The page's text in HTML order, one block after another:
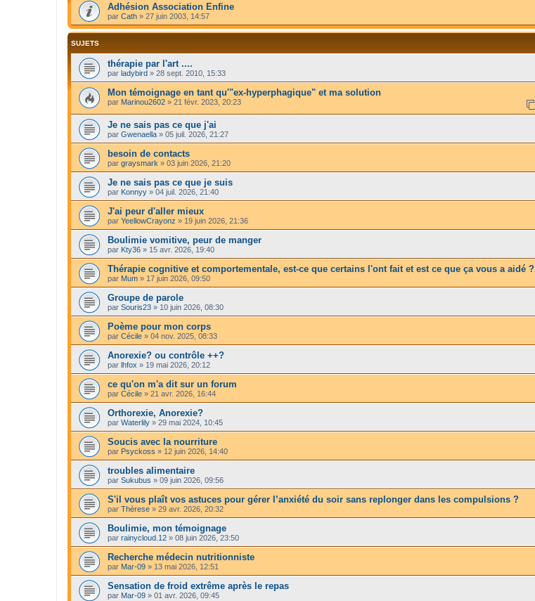
Adhésion Association Enfine
par Cath » 27 juin 2003, 14:57
SUJETS
thérapie par l'art ....
par ladybird » 28 sept. 2010, 15:33
Mon témoignage en tant qu'"ex-hyperphagique" et ma solution
par Marinou2602 » 21 févr. 2023, 20:23
Je ne sais pas ce que j'ai
par Gwenaella » 05 juil. 2026, 21:27
besoin de contacts
par graysmark » 03 juin 2026, 21:20
Je ne sais pas ce que je suis
par Konnyy » 04 juil. 2026, 21:40
J'ai peur d'aller mieux
par YeellowCrayonz » 19 juin 2026, 21:36
Boulimie vomitive, peur de manger
par Kty36 » 15 avr. 2026, 19:40
Thérapie cognitive et comportementale, est-ce que certains l'ont fait et est ce que ça vous a aidé ?
par Mum » 17 juin 2026, 09:50
Groupe de parole
par Souris23 » 10 juin 2026, 08:30
Poème pour mon corps
par Cécile » 04 nov. 2025, 08:33
Anorexie? ou contrôle ++?
par lhfox » 19 mai 2026, 20:12
ce qu'on m'a dit sur un forum
par Cécile » 21 avr. 2026, 16:44
Orthorexie, Anorexie?
par Waterlily » 29 mai 2024, 10:45
Soucis avec la nourriture
par Psyckoss » 12 juin 2026, 14:40
troubles alimentaire
par Sukubus » 09 juin 2026, 09:56
S'il vous plaît vos astuces pour gérer l’anxiété du soir sans replonger dans les compulsions ?
par Thèrese » 29 avr. 2026, 20:32
Boulimie, mon témoignage
par rainycloud.12 » 08 juin 2026, 23:50
Recherche médecin nutritionniste
par Mar-09 » 13 mai 2026, 12:51
Sensation de froid extrême après le repas
par Mar-09 » 01 avr. 2026, 09:45